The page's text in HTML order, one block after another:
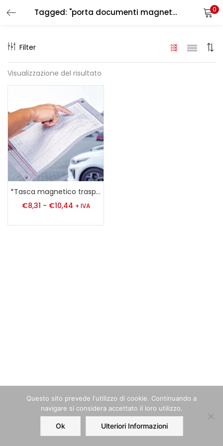
Tagged: "porta documenti magnetico trasparente" 0
Home Order Account
Filter
Visualizzazione del risultato
*Tasca magnetico trasparente A4|A5
€8,31 - €10,44 + IVA
LOGIN REGISTER
Enter your username and password to login.
Remember me
Login
Lost password?
Questo sito prevede l‘utilizzo di cookie. Continuando a
navigare si considera accettato il loro utilizzo.
Ok Ulteriori Informazioni